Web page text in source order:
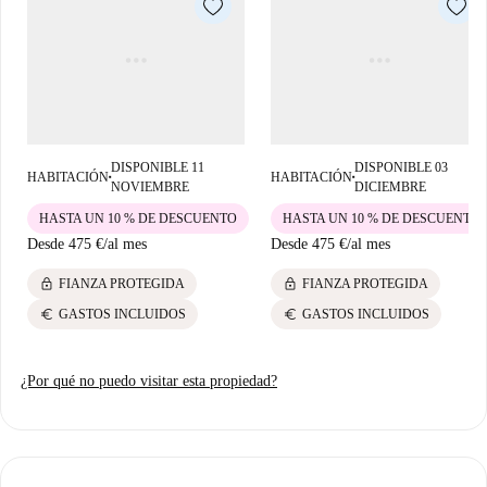
buena gastronomía, hay restaurantes como Teste Criar Site y locales de
HABITACIÓN■
DISPONIBLE 11
NOVIEMBRE
Desde 475 €/al mes
HASTA UN 10 % DE DESCUENTO
lock FIANZA PROTEGIDA
euro GASTOS INCLUIDOS
HABITACIÓN■
DISPONIBLE 03
DICIEMBRE
Desde 475 €/al mes
HASTA UN 10 % DE DESCUENTO
lock FIANZA PROTEGIDA
euro GASTOS INCLUIDOS
¿Por qué no puedo visitar esta propiedad?